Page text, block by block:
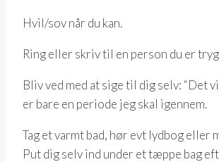
Hvil/sov når du kan.
Ring eller skriv til en person du er
Bliv ved med at sige til dig selv: “Det
er bare en periode jeg skal igennem.
Tag et varmt bad, hør evt lydbog eller
Put dig selv ind under et tæppe bag